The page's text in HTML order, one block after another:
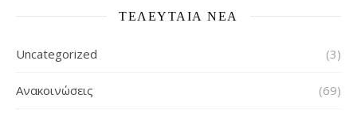
ΤΕΛΕΥΤΑΙΑ ΝΕΑ
Uncategorized (3)
Ανακοινώσεις (69)